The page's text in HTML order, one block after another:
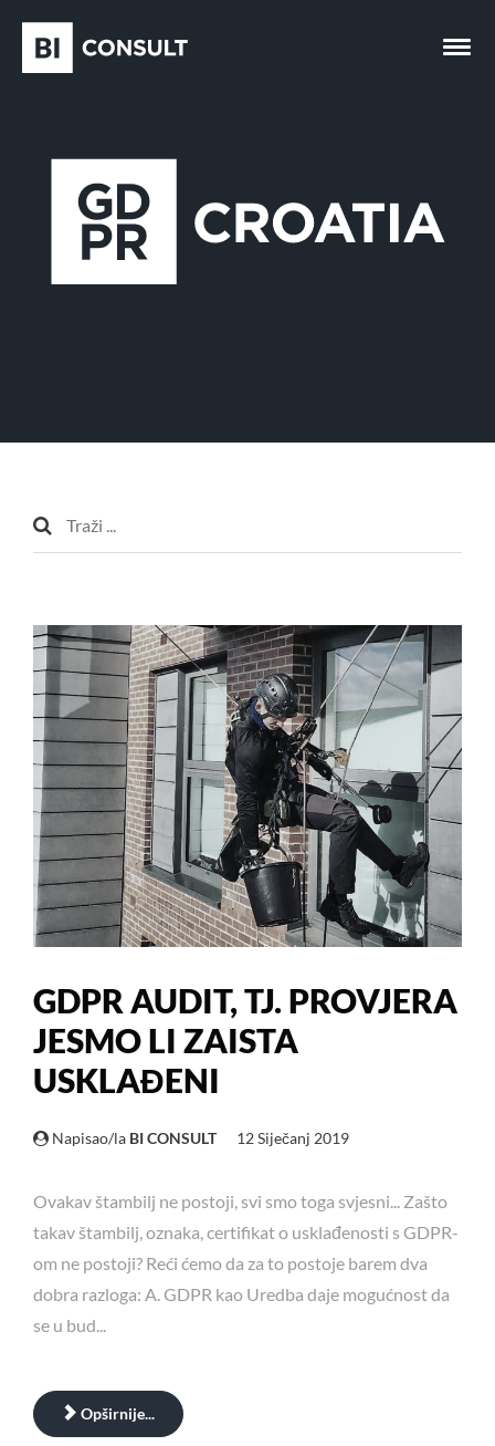
GDPR AUDIT, TJ. PROVJERA
JESMO LI ZAISTA
USKLAĐENI
Napisao/la BI CONSULT 12 Siječanj 2019
Ovakav štambilj ne postoji, svi smo toga svjesni... Zašto
takav štambilj, oznaka, certifikat o usklađenosti s GDPR-
om ne postoji? Reći ćemo da za to postoje barem dva
dobra razloga: A. GDPR kao Uredba daje mogućnost da
se u bud...
Opširnije...